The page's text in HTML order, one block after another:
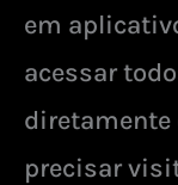
em
acessar
diretamente
precisar